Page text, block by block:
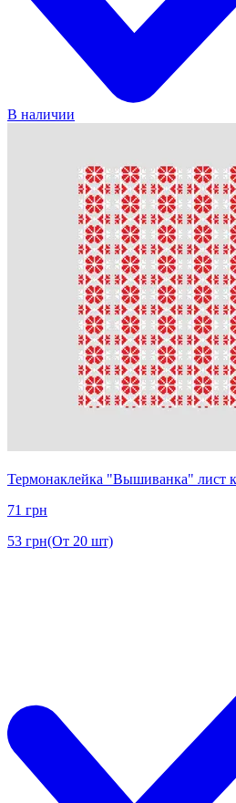
В наличии
Термонаклейка "Вышиванка" лист
71 грн
53 грн(От 20 шт)